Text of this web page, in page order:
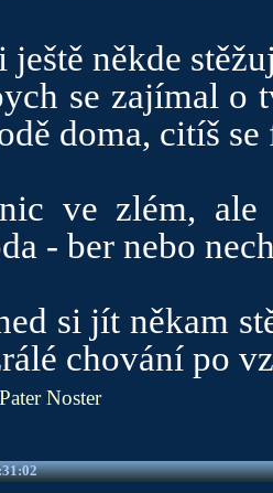
ještě někde
se zajímal o
doma, citíš se
ve zlém,
- ber nebo
si jít někam
chování po
Pater Noster